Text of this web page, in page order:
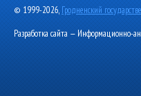
© 1999-2026, Гродненский
Разработка сайта — Информационно-